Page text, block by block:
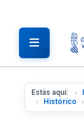
Estàs aquí:
Histórico